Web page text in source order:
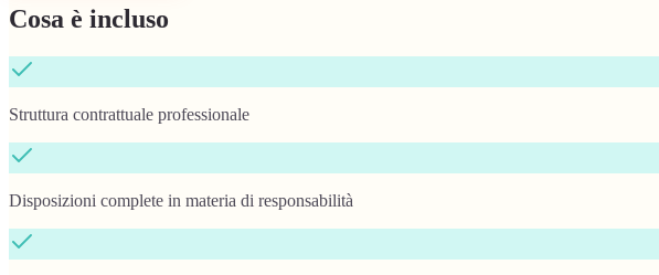
Cosa è incluso
Struttura contrattuale professionale
Disposizioni complete in materia di responsabilità